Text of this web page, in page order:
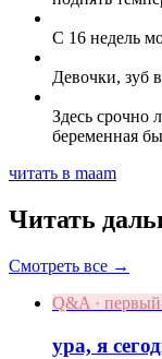
С 16 недель
Девочки, зуб
Здесь срочно
беременная
читать в maam
Читать
Смотреть все →
Q&A ·
ура, я